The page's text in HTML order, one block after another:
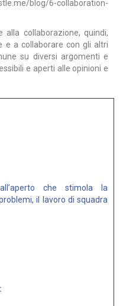
blog/6-collaboration-
alla collaborazione, quindi,
e a collaborare con gli altri
su diversi argomenti e
e aperti alle opinioni e
che stimola la
il lavoro di squadra